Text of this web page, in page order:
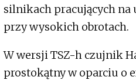
silnikach pracujących na
przy wysokich obrotach.
W wersji TSZ-h czujnik
prostokątny w oparciu o